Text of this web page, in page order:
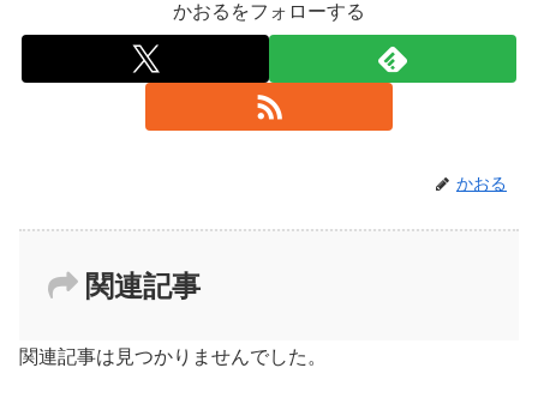
かおるをフォローする
かおる
関連記事
関連記事は見つかりませんでした。